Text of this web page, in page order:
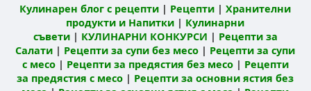
Кулинарен блог с рецепти | Рецепти |Хранителни
продукти и Напитки | Кулинарни
съвети| КУЛИНАРНИ КОНКУРСИ | Рецепти за
Салати | Рецепти за супи без месо | Рецепти за супи
с месо| Рецепти за предястия без месо| Рецепти
за предястия с месо | Рецепти за основни ястия без